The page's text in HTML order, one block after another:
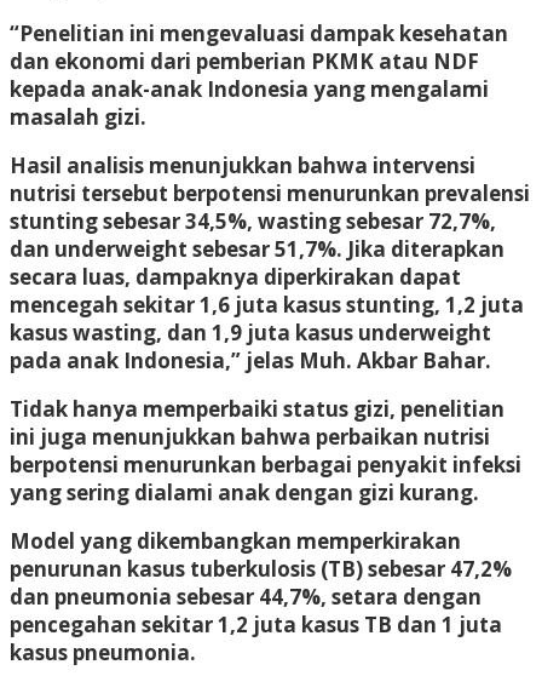
“Penelitian ini mengevaluasi dampak kesehatan
dan ekonomi dari pemberian PKMK atau NDF
kepada anak-anak Indonesia yang mengalami
masalah gizi.
Hasil analisis menunjukkan bahwa intervensi
nutrisi tersebut berpotensi menurunkan prevalensi
stunting sebesar 34,5%, wasting sebesar 72,7%,
dan underweight sebesar 51,7%. Jika diterapkan
secara luas, dampaknya diperkirakan dapat
mencegah sekitar 1,6 juta kasus stunting, 1,2 juta
kasus wasting, dan 1,9 juta kasus underweight
pada anak Indonesia,” jelas Muh. Akbar Bahar.
Tidak hanya memperbaiki status gizi, penelitian
ini juga menunjukkan bahwa perbaikan nutrisi
berpotensi menurunkan berbagai penyakit infeksi
yang sering dialami anak dengan gizi kurang.
Model yang dikembangkan memperkirakan
penurunan kasus tuberkulosis (TB) sebesar 47,2%
dan pneumonia sebesar 44,7%, setara dengan
pencegahan sekitar 1,2 juta kasus TB dan 1 juta
kasus pneumonia.